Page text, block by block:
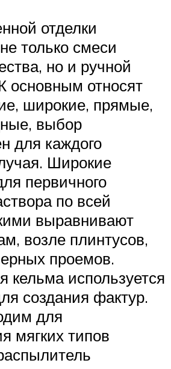
отделки
только смеси
но и ручной
основным относят
широкие, прямые,
выбор
для каждого
Широкие
первичного
по всей
выравнивают
возле плинтусов,
проемов.
кельма используется
создания фактур.
для
мягких типов